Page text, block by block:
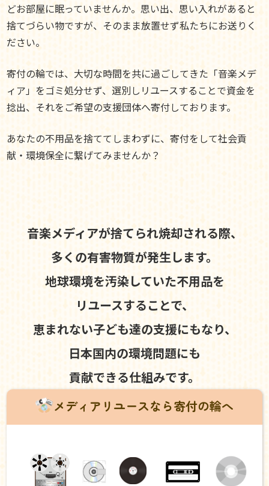
どお部屋に眠っていませんか。思い出、思い入れがあると
捨てづらい物ですが、そのまま放置せず私たちにお送りく
ださい。
寄付の輪では、大切な時間を共に過ごしてきた「音楽メデ
ィア」をゴミ処分せず、選別しリユースすることで資金を
捻出、それをご希望の支援団体へ寄付しております。
あなたの不用品を捨ててしまわずに、寄付をして社会貢
献・環境保全に繋げてみませんか？
音楽メディアが捨てられ焼却される際、
多くの有害物質が発生します。
地球環境を汚染していた不用品を
リユースすることで、
恵まれない子ども達の支援にもなり、
日本国内の環境問題にも
貢献できる仕組みです。
メディアリユースなら寄付の輪へ